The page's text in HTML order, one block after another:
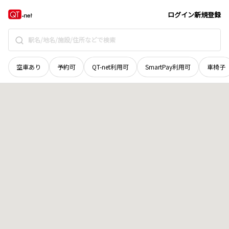
ログイン新規登録
空車あり 予約可 QT-net利用可 SmartPay利用可 車椅子
栃木県